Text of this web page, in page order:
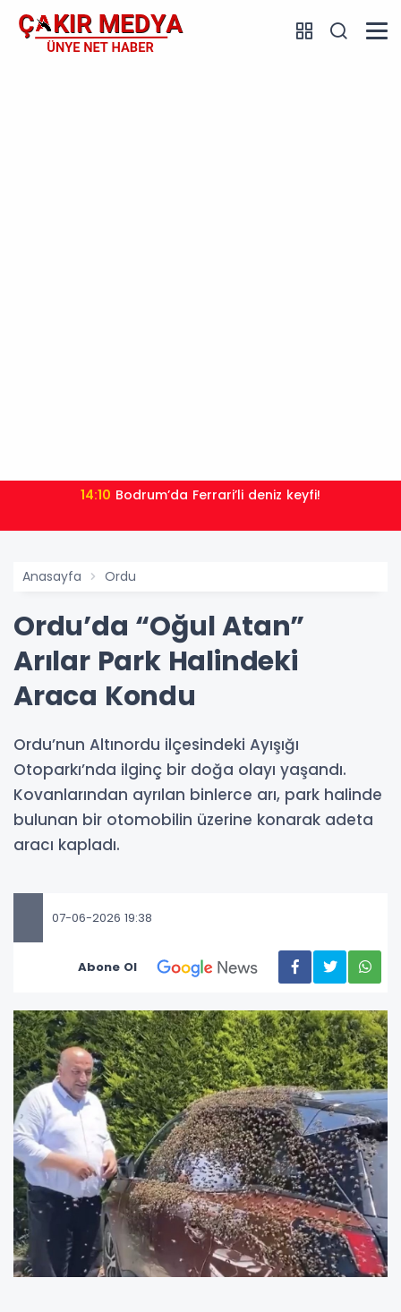
14:10 Bodrum’da Ferrari’li deniz keyfi!
Anasayfa Ordu
Ordu’da “Oğul Atan”
Arılar Park Halindeki
Araca Kondu
Ordu’nun Altınordu ilçesindeki Ayışığı
Otoparkı’nda ilginç bir doğa olayı yaşandı.
Kovanlarından ayrılan binlerce arı, park halinde
bulunan bir otomobilin üzerine konarak adeta
aracı kapladı.
07-06-2026 19:38
Abone Ol